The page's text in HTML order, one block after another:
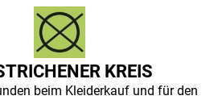
KREIS
beim Kleiderkauf und für den